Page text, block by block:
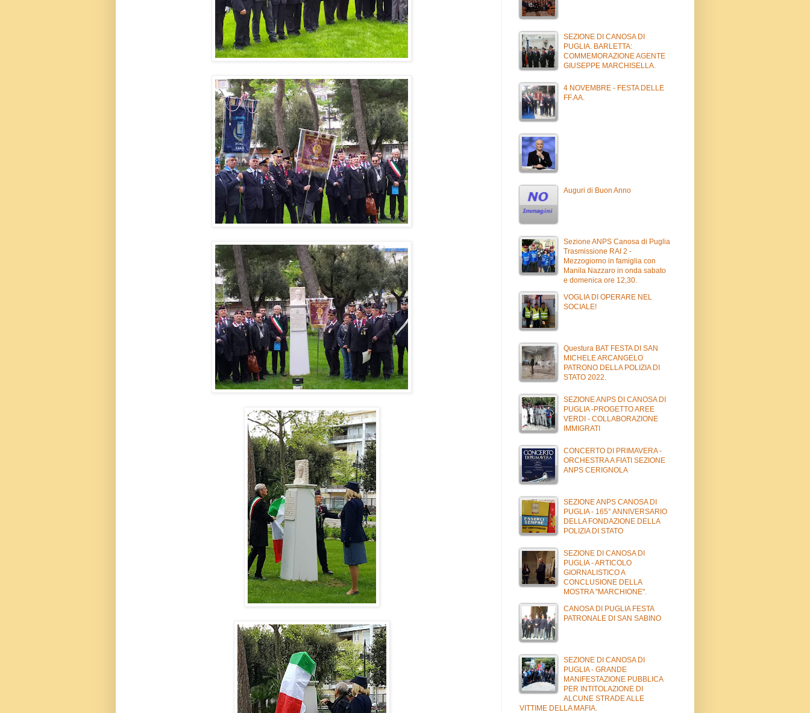
SEZIONE DI CANOSA DI
PUGLIA. BARLETTA:
COMMEMORAZIONE AGENTE
GIUSEPPE MARCHISELLA.
4 NOVEMBRE - FESTA DELLE
FF.AA.
Auguri di Buon Anno
Sezione ANPS Canosa di Puglia
Trasmissione RAI 2 -
Mezzogiorno in famiglia con
Manila Nazzaro in onda sabato
e domenica ore 12,30.
VOGLIA DI OPERARE NEL
SOCIALE!
Questura BAT FESTA DI SAN
MICHELE ARCANGELO
PATRONO DELLA POLIZIA DI
STATO 2022.
SEZIONE ANPS DI CANOSA DI
PUGLIA -PROGETTO AREE
VERDI - COLLABORAZIONE
IMMIGRATI
CONCERTO DI PRIMAVERA -
ORCHESTRA A FIATI SEZIONE
ANPS CERIGNOLA
SEZIONE ANPS CANOSA DI
PUGLIA - 165° ANNIVERSARIO
DELLA FONDAZIONE DELLA
POLIZIA DI STATO
SEZIONE DI CANOSA DI
PUGLIA - ARTICOLO
GIORNALISTICO A
CONCLUSIONE DELLA
MOSTRA "MARCHIONE".
CANOSA DI PUGLIA FESTA
PATRONALE DI SAN SABINO
SEZIONE DI CANOSA DI
PUGLIA - GRANDE
MANIFESTAZIONE PUBBLICA
PER INTITOLAZIONE DI
ALCUNE STRADE ALLE
VITTIME DELLA MAFIA.